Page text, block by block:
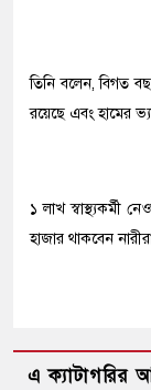
তিনি বলেন, বিগত
রয়েছে এবং হামের
১ লাখ স্বাস্থ্যকর্মী
হাজার থাকবেন
এ ক্যাটাগরির